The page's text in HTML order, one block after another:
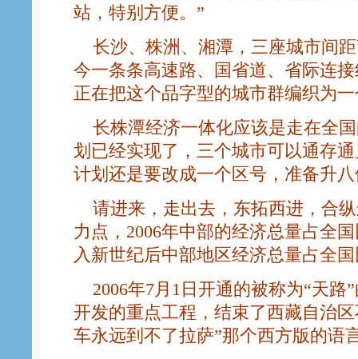
站，特别方便。”
长沙、株洲、湘潭，三座城市间
今一条条高速路、国省道、省际连
正在把这个品字型的城市群编织为
长株潭经济一体化应该是走在全
划已经实现了，三个城市可以通存
计划还是要改成一个区号，准备升
请进来，走出去，东拓西进，合
力点，2006年中部的经济总量占全
入新世纪后中部地区经济总量占全
2006年7月1日开通的被称为“天路
开发的重点工程，结束了西藏自治
车永远到不了拉萨”那个西方版的语